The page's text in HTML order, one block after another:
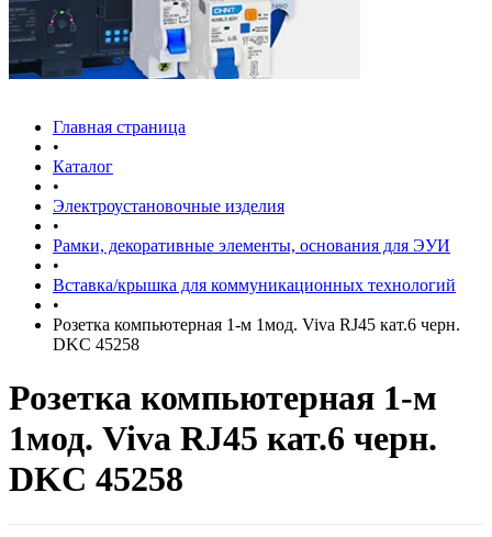
Главная страница
•
Каталог
•
Электроустановочные изделия
•
Рамки, декоративные элементы, основания для ЭУИ
•
Вставка/крышка для коммуникационных технологий
•
Розетка компьютерная 1-м 1мод. Viva RJ45 кат.6 черн.
DKC 45258
Розетка компьютерная 1-м
1мод. Viva RJ45 кат.6 черн.
DKC 45258